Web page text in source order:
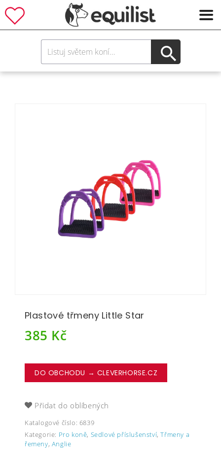
Plastové třmeny Little Star
385 Kč
DO OBCHODU → CLEVERHORSE.CZ
Přidat do oblíbených
Katalogové číslo: 6839
Kategorie: Pro koně, Sedlové příslušenství,Třmeny a
řemeny, Anglie